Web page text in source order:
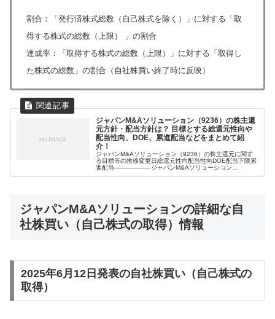
割合：「発行済株式総数（自己株式を除く）」に対する「取
得する株式の総数（上限） 」の割合
達成率：「取得する株式の総数（上限）」に対する「取得し
た株式の総数」の割合（自社株買い終了時に反映）
ジャパンM&Aソリューション（9236）の株主還
元方針・配当方針は？ 目標とする総還元性向や
配当性向、DOE、累進配当などをまとめて紹
介！
ジャパンM&Aソリューション（9236）の株主還元に関す
る目標等の推移変更日総還元性向配当性向DOE配当下限累
進配当――――――ジャパンM&Aソリューション
ジャパンM&Aソリューションの詳細な自
社株買い（自己株式の取得）情報
2025年6月12日発表の自社株買い（自己株式の
取得）